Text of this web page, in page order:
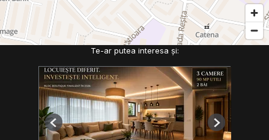
Te-ar putea interesa și:
Previous Next